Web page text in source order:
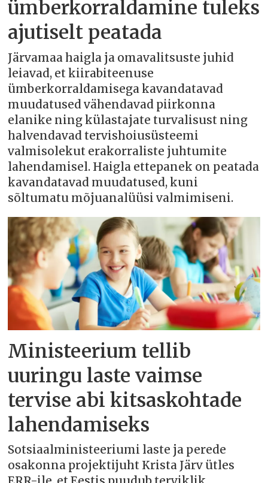
ümberkorraldamine tuleks
ajutiselt peatada
Järvamaa haigla ja omavalitsuste juhid
leiavad, et kiirabiteenuse
ümberkorraldamisega kavandatavad
muudatused vähendavad piirkonna
elanike ning külastajate turvalisust ning
halvendavad tervishoiusüsteemi
valmisolekut erakorraliste juhtumite
lahendamisel. Haigla ettepanek on peatada
kavandatavad muudatused, kuni
sõltumatu mõjuanalüüsi valmimiseni.
Ministeerium tellib
uuringu laste vaimse
tervise abi kitsaskohtade
lahendamiseks
Sotsiaalministeeriumi laste ja perede
osakonna projektijuht Krista Järv ütles